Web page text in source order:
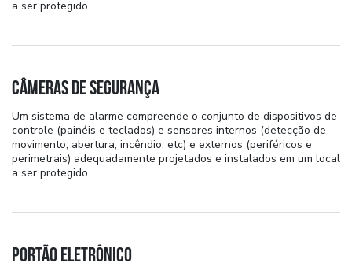
a ser protegido.
Câmeras de Segurança
Um sistema de alarme compreende o conjunto de dispositivos de
controle (painéis e teclados) e sensores internos (detecção de
movimento, abertura, incêndio, etc) e externos (periféricos e
perimetrais) adequadamente projetados e instalados em um local
a ser protegido.
Portão Eletrônico